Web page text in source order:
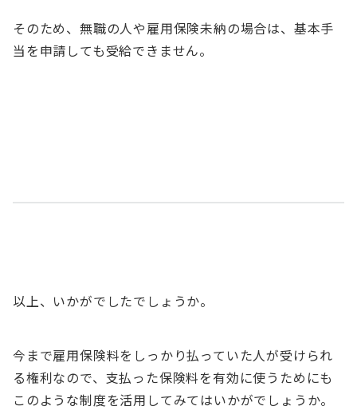
そのため、無職の人や雇用保険未納の場合は、基本手
当を申請しても受給できません。
以上、いかがでしたでしょうか。
今まで雇用保険料をしっかり払っていた人が受けられ
る権利なので、支払った保険料を有効に使うためにも
このような制度を活用してみてはいかがでしょうか。